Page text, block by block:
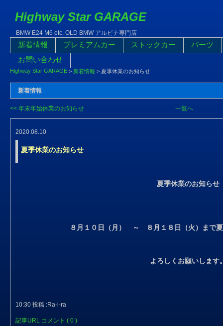
Highway Star GARAGE
BMW E24 M6 etc. OLD BMW アルピナ専門店
新着情報 プレミアムカー ストックカー
パーツ
お問い合わせ
Highway Star GARAGE > 新着情報 > 夏季休業のお知らせ
新着情報
<< 年末年始休業のお知らせ 一覧へ
2020.08.10
夏季休業のお知らせ
夏季休業のお知らせ
８月１０日（月） ～ ８月１８日（火）まで夏
よろしくお願いします
10:30 投稿 :Ra-i-ra
記事URL コメント ( 0 )